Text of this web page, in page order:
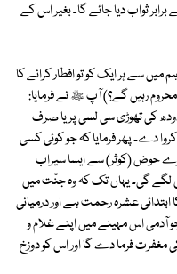
برابر ثواب دیا جائے گا۔ بغیر اس کے
سے ہر ایک کو تو افطار کرانے کا
رہیں گے؟) آپ ﷺ نے فرمایا:
کی تھوڑی سی لسی پر یا صرف
دے۔ پھر فرمایا کہ جو کوئی کسی
حوض (کوثر) سے ایسا سیراب
گی۔ یہاں تک کہ وہ جنّت میں
ابتدائی عشرہ رحمت ہے اور درمیانی
اس مہینے میں اپنے غلام و
فرما دے گا اور اس کو دوزخ